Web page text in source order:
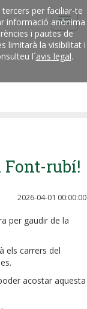
per faciliar-te
informació anònima
i pautes de
limitarà la visibilitat i
l´avis legal.
Font-rubí!
2026-04-01 00:00:00
per gaudir de la
els carrers del
acostar aquesta